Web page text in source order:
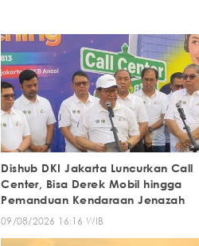
Dishub DKI Jakarta Luncurkan Call
Center, Bisa Derek Mobil hingga
Pemanduan Kendaraan Jenazah
09/08/2026 16:16 WIB